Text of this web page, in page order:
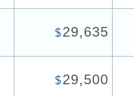
$29,635
$29,500